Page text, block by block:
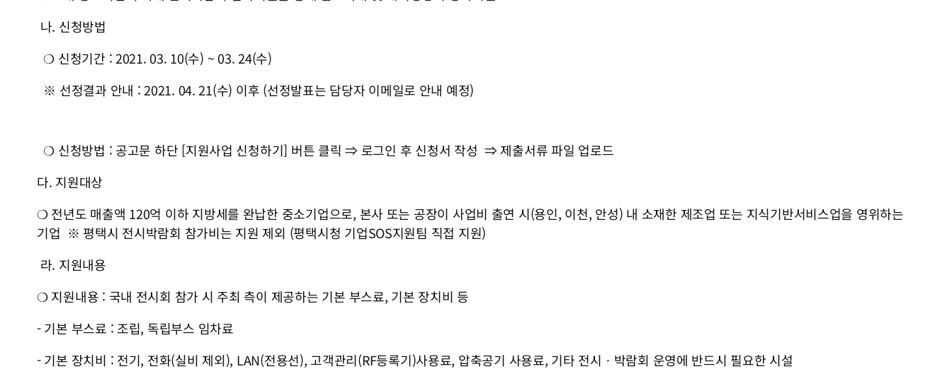
나. 신청방법
❍ 신청기간 : 2021. 03. 10(수) ~ 03. 24(수)
※ 선정결과 안내 : 2021. 04. 21(수) 이후 (선정발표는 담당자 이메일로 안내 예정)
❍ 신청방법 : 공고문 하단 [지원사업 신청하기] 버튼 클릭 ⇒ 로그인 후 신청서 작성 ⇒ 제출서류 파일 업로드
다. 지원대상
❍ 전년도 매출액 120억 이하 지방세를 완납한 중소기업으로, 본사 또는 공장이 사업비 출연 시(용인, 이천, 안성) 내 소재한 제조업 또는 지식기반서비스업을 영위하는
기업 ※ 평택시 전시박람회 참가비는 지원 제외 (평택시청 기업SOS지원팀 직접 지원)
라. 지원내용
❍ 지원내용 : 국내 전시회 참가 시 주최 측이 제공하는 기본 부스료, 기본 장치비 등
- 기본 부스료 : 조립, 독립부스 임차료
- 기본 장치비 : 전기, 전화(실비 제외), LAN(전용선), 고객관리(RF등록기)사용료, 압축공기 사용료, 기타 전시ㆍ박람회 운영에 반드시 필요한 시설